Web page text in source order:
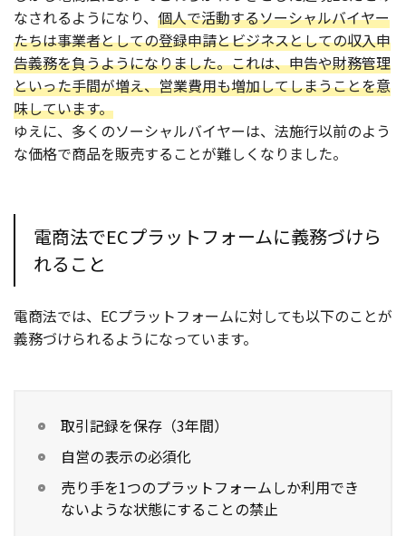
なされるようになり、 個人で活動するソーシャルバイヤー
たちは事業者としての登録申請とビジネスとしての収入申
告義務を負うようになりました。これは、申告や財務管理
といった手間が増え、営業費用も増加してしまうことを意
味しています。
ゆえに、多くのソーシャルバイヤーは、法施行以前のよう
な価格で商品を販売することが難しくなりました。
電商法でECプラットフォームに義務づけら
れること
電商法では、ECプラットフォームに対しても以下のことが
義務づけられるようになっています。
取引記録を保存（3年間）
自営の表示の必須化
売り手を1つのプラットフォームしか利用でき
ないような状態にすることの禁止